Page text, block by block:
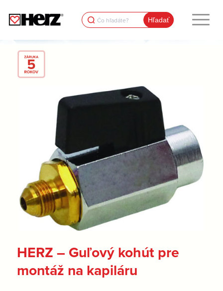
Search
for:
HERZ – Guľový kohút pre
montáž na kapiláru